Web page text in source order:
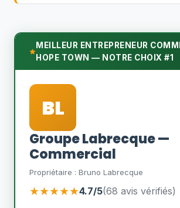
MEILLEUR ENTREPRENEUR
HOPE TOWN — NOTRE CHOIX #1
BL
Groupe Labrecque —
Commercial
Propriétaire : Bruno Labrecque
★★★★★4.7/5(68 avis vérifiés)